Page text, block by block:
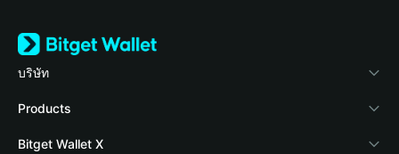
บริษัท
เกี่ยวกับ Bitget Wallet
Blog
Products
Crypto Card
Bitget Wallet X